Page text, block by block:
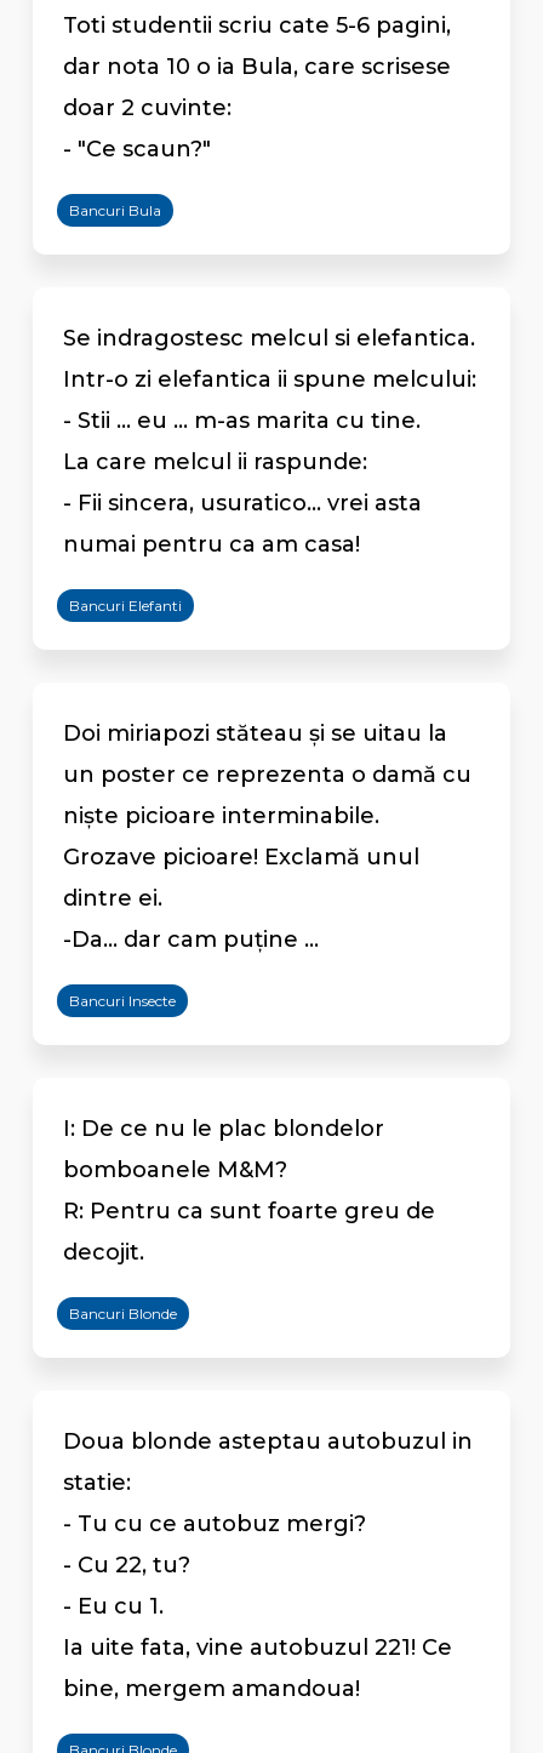
Toti studentii scriu cate 5-6 pagini,
dar nota 10 o ia Bula, care scrisese
doar 2 cuvinte:
- "Ce scaun?"
Bancuri Bula
Se indragostesc melcul si elefantica.
Intr-o zi elefantica ii spune melcului:
- Stii ... eu ... m-as marita cu tine.
La care melcul ii raspunde:
- Fii sincera, usuratico... vrei asta
numai pentru ca am casa!
Bancuri Elefanti
Doi miriapozi stăteau și se uitau la
un poster ce reprezenta o damă cu
niște picioare interminabile.
Grozave picioare! Exclamă unul
dintre ei.
-Da... dar cam puține ...
Bancuri Insecte
I: De ce nu le plac blondelor
bomboanele M&M?
R: Pentru ca sunt foarte greu de
decojit.
Bancuri Blonde
Doua blonde asteptau autobuzul in
statie:
- Tu cu ce autobuz mergi?
- Cu 22, tu?
- Eu cu 1.
Ia uite fata, vine autobuzul 221! Ce
bine, mergem amandoua!